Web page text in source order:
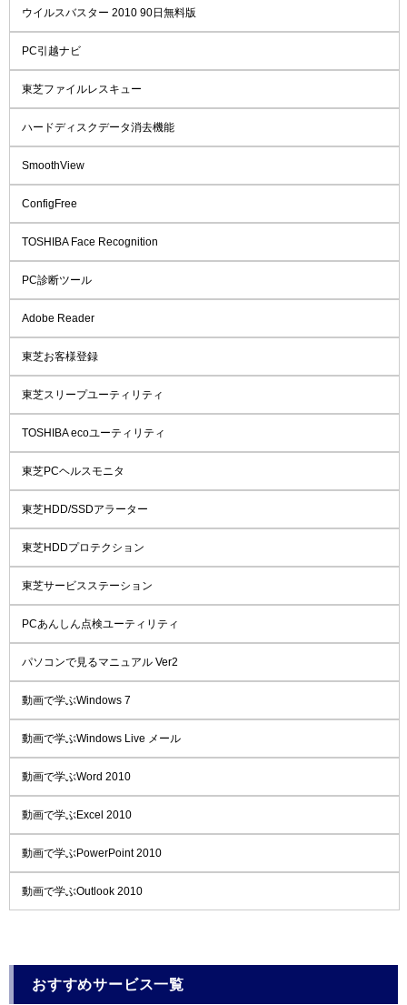
ウイルスバスター 2010 90日無料版
PC引越ナビ
東芝ファイルレスキュー
ハードディスクデータ消去機能
SmoothView
ConfigFree
TOSHIBA Face Recognition
PC診断ツール
Adobe Reader
東芝お客様登録
東芝スリープユーティリティ
TOSHIBA ecoユーティリティ
東芝PCヘルスモニタ
東芝HDD/SSDアラーター
東芝HDDプロテクション
東芝サービスステーション
PCあんしん点検ユーティリティ
パソコンで見るマニュアル Ver2
動画で学ぶWindows 7
動画で学ぶWindows Live メール
動画で学ぶWord 2010
動画で学ぶExcel 2010
動画で学ぶPowerPoint 2010
動画で学ぶOutlook 2010
おすすめサービス一覧